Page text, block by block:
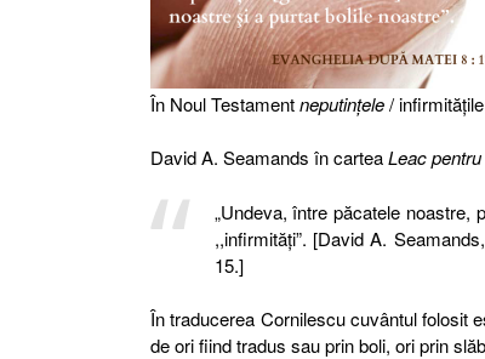
În Noul Testamentneputinţele/
David A. Seamands în carteaLeac
„Undeva, între păcatele
,,infirmităţi”. [David A.
15.]
În traducerea Cornilescu cuvântul folosit
de ori fiind tradus sau prin boli, ori prin